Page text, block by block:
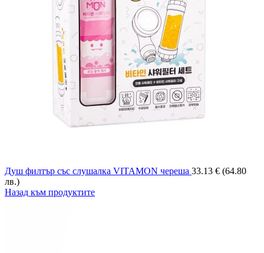
Душ филтър със слушалка VITAMON череша 33.13 € (64.80
лв.)
Назад към продуктите